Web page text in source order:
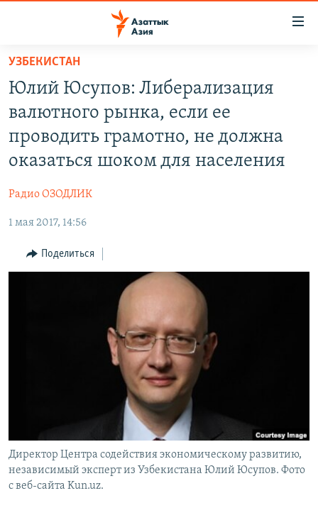
Вернуться
основному
содержанию
главной
Вернутся
ВОЙНА В УКРАИНЕ
ЎЗБЕКЧА
ТОҶИКӢ
ПОДПИШИТЕСЬ НА НАС В СОЦСЕТЯХ
Все сайты РСЕ/РС
УЗБЕКИСТАН
Юлий Юсупов: Либерализация
валютного рынка, если ее
проводить грамотно, не должна
оказаться шоком для населения
Радио ОЗОДЛИК
1 мая 2017, 14:56
Поделиться
Директор Центра содействия экономическому развитию,
независимый эксперт из Узбекистана Юлий Юсупов. Фото
с веб-сайта Kun.uz.